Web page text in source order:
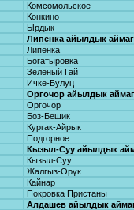
Комсомольское
Конкино
Ырдык
Липенка айылдык
Липенка
Богатыровка
Зеленый Гай
Ичке-Булуң
Оргочор айылдык
Оргочор
Боз-Бешик
Кургак-Айрык
Подгорное
Кызыл-Суу айылдык
Кызыл-Суу
Жалгыз-Өрүк
Кайнар
Покровка Пристаны
Алдашев айылдык